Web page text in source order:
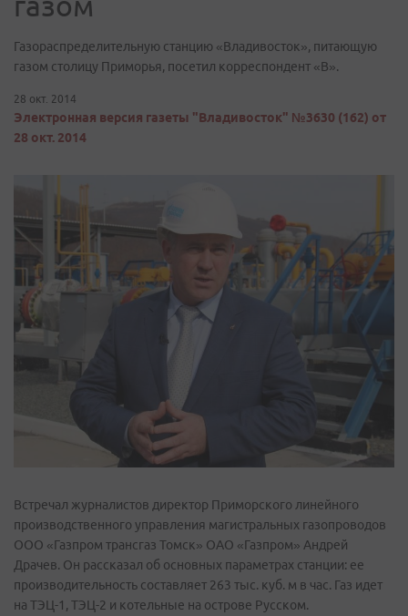
Газораспределительную станцию «Владивосток», питающую
газом столицу Приморья, посетил корреспондент «В».
28 окт. 2014
Электронная версия газеты "Владивосток" №3630 (162) от
28 окт. 2014
Встречал журналистов директор Приморского линейного
производственного управления магистральных газопроводов
ООО «Газпром трансгаз Томск» ОАО «Газпром» Андрей
Драчев. Он рассказал об основных параметрах станции: ее
производительность составляет 263 тыс. куб. м в час. Газ идет
на ТЭЦ-1, ТЭЦ-2 и котельные на острове Русском.